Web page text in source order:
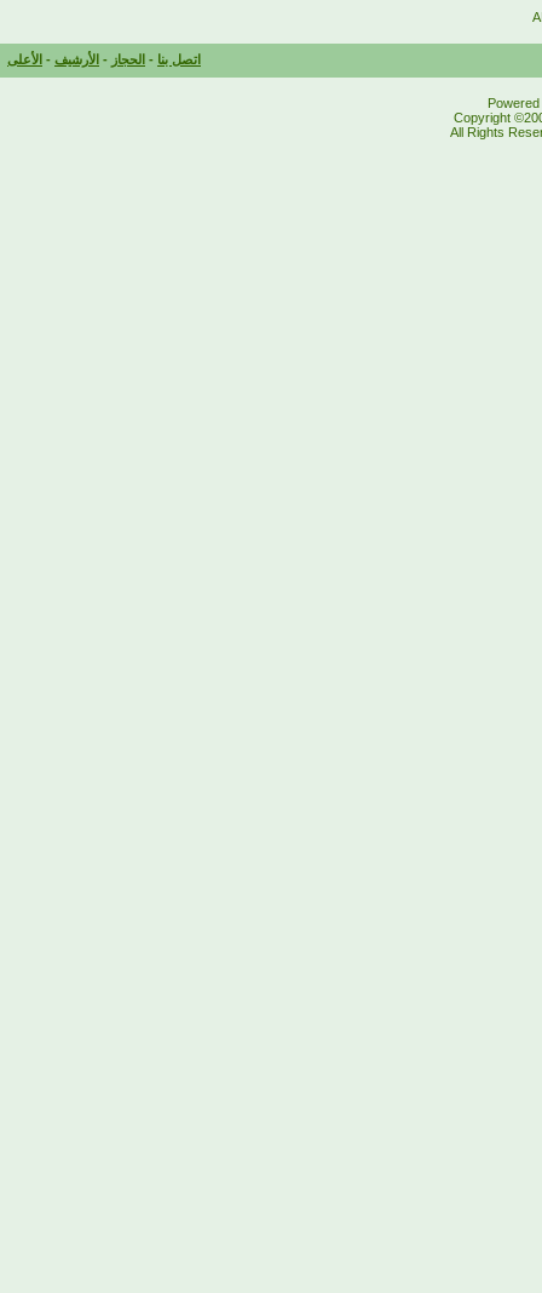
اتصل بنا - الحجاز - الأرشيف - الأعلى
Copyright
All Rights